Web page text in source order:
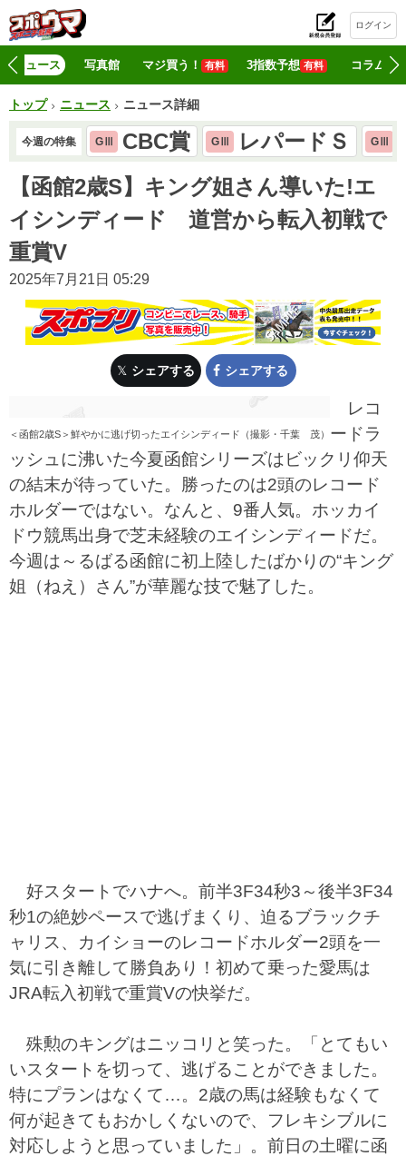
ログイン
ニュース 写真館 マジ買う！ 有料 3指数予想 有料 コラム
トップ ニュース ニュース詳細
今週の特集 GⅢ CBC賞 GⅢ レパードＳ GⅢ
【函館2歳S】キング姐さん導いた!エ
イシンディード 道営から転入初戦で
重賞V
2025年7月21日 05:29
シェアする シェアする
＜函館2歳S＞鮮やかに逃げ切ったエイシンディード（撮影・千葉 茂）
レコ
ードラ
ッシュに沸いた今夏函館シリーズはビックリ仰天
の結末が待っていた。勝ったのは2頭のレコード
ホルダーではない。なんと、9番人気。ホッカイ
ドウ競馬出身で芝未経験のエイシンディードだ。
今週は～るばる函館に初上陸したばかりの“キング
姐（ねえ）さん”が華麗な技で魅了した。
好スタートでハナへ。前半3F34秒3～後半3F34
秒1の絶妙ペースで逃げまくり、迫るブラックチ
ャリス、カイショーのレコードホルダー2頭を一
気に引き離して勝負あり！初めて乗った愛馬は
JRA転入初戦で重賞Vの快挙だ。
殊勲のキングはニッコリと笑った。「とてもい
いスタートを切って、逃げることができました。
特にプランはなくて…。2歳の馬は経験もなくて
何が起きてもおかしくないので、フレキシブルに
対応しようと思っていました」。前日の土曜に函